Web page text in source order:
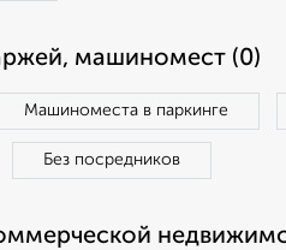
машиномест (0)
Машиноместа в паркинге
Без посредников